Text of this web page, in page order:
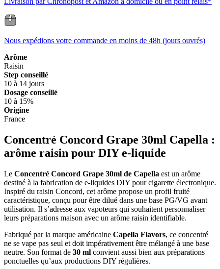
Nous expédions votre commande en moins de 48h (jours ouvrés)
Arôme
Raisin
Step conseillé
10 à 14 jours
Dosage conseillé
10 à 15%
Origine
France
Concentré Concord Grape 30ml Capella :
arôme raisin pour DIY e-liquide
Le Concentré Concord Grape 30ml de Capella est un arôme
destiné à la fabrication de e-liquides DIY pour cigarette électronique.
Inspiré du raisin Concord, cet arôme propose un profil fruité
caractéristique, conçu pour être dilué dans une base PG/VG avant
utilisation. Il s’adresse aux vapoteurs qui souhaitent personnaliser
leurs préparations maison avec un arôme raisin identifiable.
Fabriqué par la marque américaine Capella Flavors, ce concentré
ne se vape pas seul et doit impérativement être mélangé à une base
neutre. Son format de 30 ml convient aussi bien aux préparations
ponctuelles qu’aux productions DIY régulières.